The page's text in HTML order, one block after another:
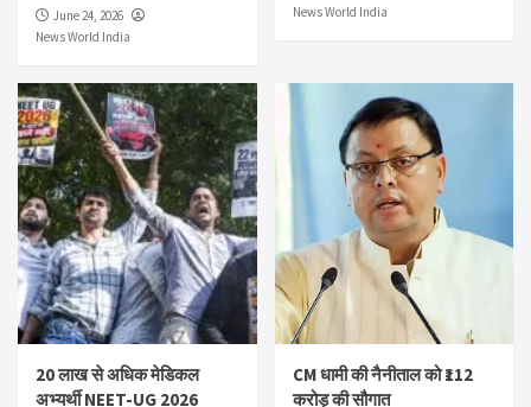
June 24, 2026
News World India
News World India
20 लाख से अधिक मेडिकल
अभ्यर्थी NEET-UG 2026
CM धामी की नैनीताल को ₹112
करोड़ की सौगात